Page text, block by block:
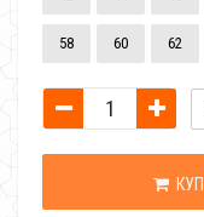
58 60 62